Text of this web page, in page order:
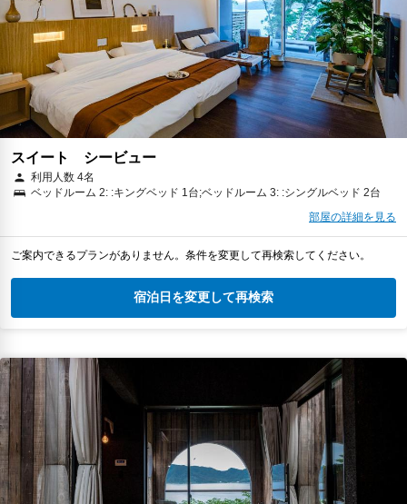
スイート シービュー
利用人数 4名
ベッドルーム 2: :キングベッド 1台;ベッドルーム 3: :シングルベッド 2台
部屋の詳細を見る
ご案内できるプランがありません。条件を変更して再検索してください。
宿泊日を変更して再検索